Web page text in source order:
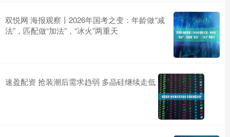
双悦网 海报观察丨2026年国考之变：年龄做“减
法”，匹配做“加法”，“冰火”两重天
速盈配资 抢装潮后需求趋弱 多晶硅继续走低